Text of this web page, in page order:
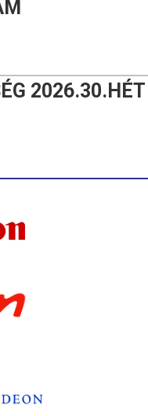
2026.30.HÉT